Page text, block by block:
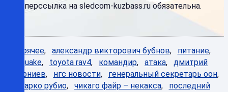
гиперссылка на sledcom-kuzbass.ru обязательна.
Горячее, александр викторович бубнов, питание,
quake, toyota rav4, командир, атака, дмитрий
губерниев, нгс новости, генеральный секретарь оон,
марко рубио, чикаго файр – некакса, последний